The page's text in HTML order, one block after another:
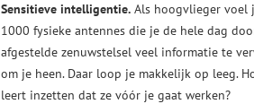
Sensitieve intelligentie. Als hoogvlieger voel
1000 fysieke antennes die je de hele dag
afgestelde zenuwstelsel veel informatie te
om je heen. Daar loop je makkelijk op leeg.
leert inzetten dat ze vóór je gaat werken?